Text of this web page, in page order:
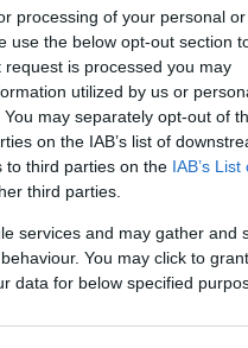
processing of your personal or
use the below opt-out section
is processed you may
utilized by us or
may separately opt-out of
on the IAB’s list of
to third parties on the IAB’s List
third parties.
services and may gather and
You may click to
data for below specified
ΑΜΥΝΑ
06/08/
ΓΕΕΘΑ:
F-16,
ΕΛΛΑΔΑ
Κλήρωση
Αυτοί
κερδίζουν
ΔΙΕΘΝΗ
06/08/